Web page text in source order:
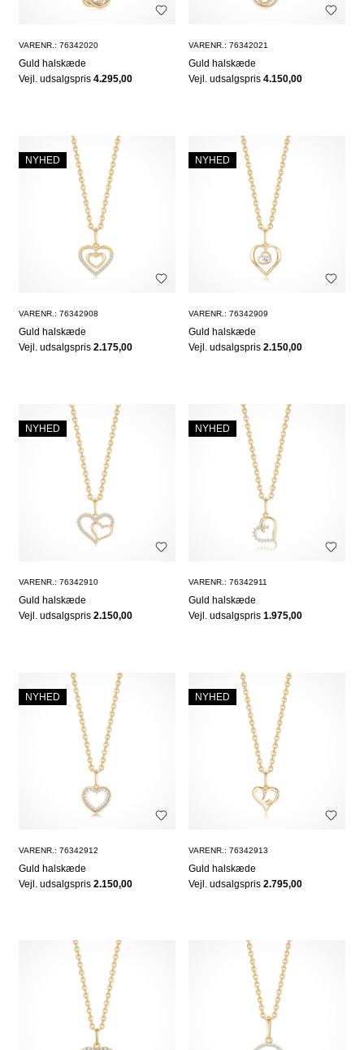
VARENR.: 76342020
Guld halskæde
Vejl. udsalgspris 4.295,00
VARENR.: 76342021
Guld halskæde
Vejl. udsalgspris4.150,00
NYHED
VARENR.: 76342908
Guld halskæde
Vejl. udsalgspris 2.175,00
NYHED
VARENR.: 76342909
Guld halskæde
Vejl. udsalgspris2.150,00
NYHED
VARENR.: 76342910
Guld halskæde
Vejl. udsalgspris 2.150,00
NYHED
VARENR.: 76342911
Guld halskæde
Vejl. udsalgspris1.975,00
NYHED
VARENR.: 76342912
Guld halskæde
Vejl. udsalgspris 2.150,00
NYHED
VARENR.: 76342913
Guld halskæde
Vejl. udsalgspris2.795,00